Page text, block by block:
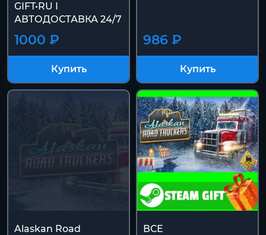
GIFT•RU I
АВТОДОСТАВКА 24/7
1000 ₽
Купить
986 ₽
Купить
Alaskan Road
ВСЕ